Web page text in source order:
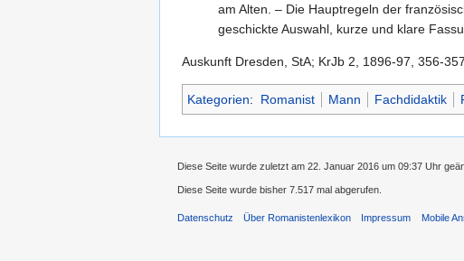
am Alten. – Die Hauptregeln der
geschickte Auswahl, kurze und klare
Auskunft Dresden, StA; KrJb 2, 1896-97, 356-
Kategorien: Romanist Mann Fachdidaktik
Diese Seite wurde zuletzt am 22. Januar 2016 um 09:37 Uhr
Diese Seite wurde bisher 7.517 mal abgerufen.
Datenschutz Über Romanistenlexikon Impressum Mobile